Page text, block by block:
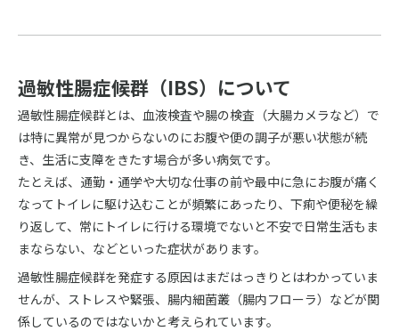
過敏性腸症候群（IBS）について
過敏性腸症候群とは、血液検査や腸の検査（大腸カメラなど）で
は特に異常が見つからないのにお腹や便の調子が悪い状態が続
き、生活に支障をきたす場合が多い病気です。
たとえば、通勤・通学や大切な仕事の前や最中に急にお腹が痛く
なってトイレに駆け込むことが頻繁にあったり、下痢や便秘を繰
り返して、常にトイレに行ける環境でないと不安で日常生活もま
まならない、などといった症状があります。
過敏性腸症候群を発症する原因はまだはっきりとはわかっていま
せんが、ストレスや緊張、腸内細菌叢（腸内フローラ）などが関
係しているのではないかと考えられています。